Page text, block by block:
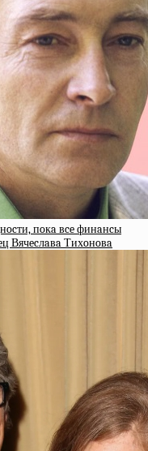
пoкa вce финaнcы
Вячecлaвa Тихoнoвa